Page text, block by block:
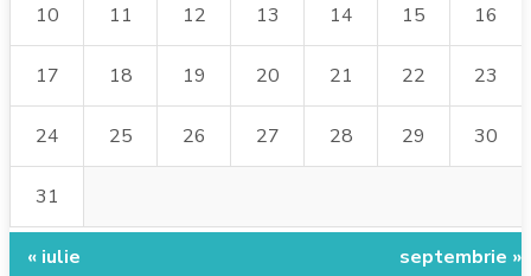
10 11 12 13 14 15 16
17 18 19 20 21 22 23
24 25 26 27 28 29 30
31
« iulie septembrie »